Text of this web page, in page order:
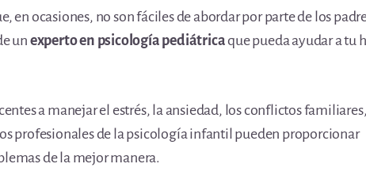
en ocasiones, no son fáciles de abordar por parte de los
unexperto en psicología pediátricaque pueda ayudar a tu
a manejar el estrés, la ansiedad, los conflictos
profesionales de la psicología infantil pueden proporcionar
de la mejor manera.